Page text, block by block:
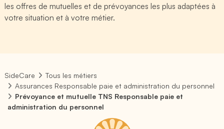
les offres de mutuelles et de prévoyances les plus adaptées à
votre situation et à votre métier.
SideCare
Tous les métiers
Assurances Responsable paie et administration du personnel
Prévoyance et mutuelle TNS Responsable paie et
administration du personnel